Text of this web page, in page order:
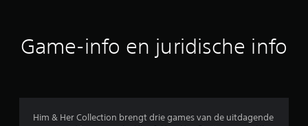
d
i
Game-info en juridische info
Him & Her Collection brengt drie games van de uitdagende